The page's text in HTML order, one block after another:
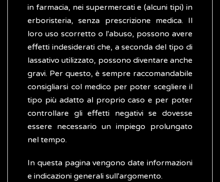
in farmacia, nei supermercati e (alcuni tipi) in
erboristeria, senza prescrizione medica. Il
loro uso scorretto o l'abuso, possono avere
effetti indesiderati che, a seconda del tipo di
lassativo utilizzato, possono diventare anche
gravi. Per questo, è sempre raccomandabile
consigliarsi col medico per poter scegliere il
tipo più adatto al proprio caso e per poter
controllare gli effetti negativi se dovesse
essere necessario un impiego prolungato
nel tempo.
In questa pagina vengono date informazioni
e indicazioni generali sull'argomento.